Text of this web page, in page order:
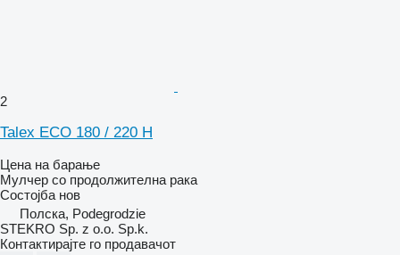
2
Talex ECO 180 / 220 H
Цена на барање
Мулчер со продолжителна рака
Состојба нов
Полска, Podegrodzie
STEKRO Sp. z o.o. Sp.k.
Контактирајте го продавачот